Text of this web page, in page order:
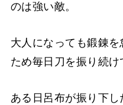
のは強い敵。
大人になっても鍛錬
ため毎日刀を振り続け
ある日呂布が振り下